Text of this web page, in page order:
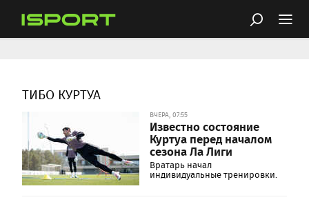
ТИБО КУРТУА
ВЧЕРА, 07:55
Известно состояние
Куртуа перед началом
сезона Ла Лиги
Вратарь начал
индивидуальные тренировки.